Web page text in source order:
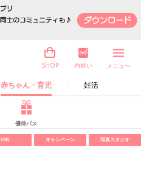
赤ちゃん・育児 妊活
SHOP 内祝い メニュー
優待パス
SNS キャンペーン 写真スタジオ